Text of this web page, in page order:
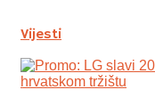
Vijesti